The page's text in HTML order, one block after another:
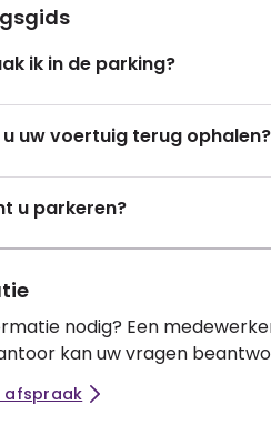
ik in de parking?
u uw voertuig terug ophalen?
u parkeren?
nodig? Een
kan uw vragen
afspraak